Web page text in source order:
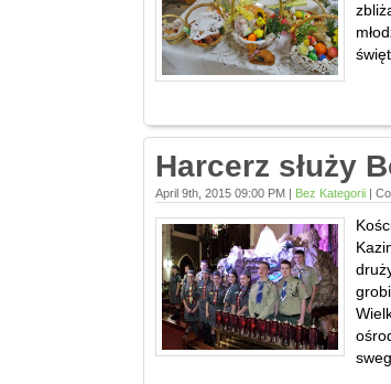
Harcerz służy
April 9th, 2015 09:00 PM | Bez Kategorii |